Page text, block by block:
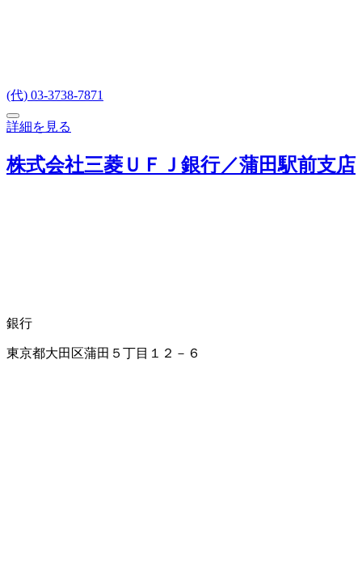
(代) 03-3738-7871
詳細を見る
株式会社三菱ＵＦＪ銀行／蒲田駅前支店
銀行
東京都大田区蒲田５丁目１２－６